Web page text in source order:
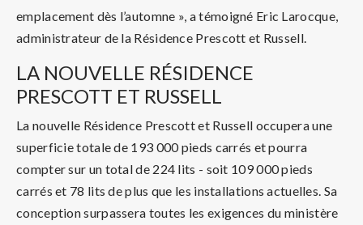
emplacement dès l’automne », a témoigné Eric Larocque,
administrateur de la Résidence Prescott et Russell.
LA NOUVELLE RÉSIDENCE
PRESCOTT ET RUSSELL
La nouvelle Résidence Prescott et Russell occupera une
superficie totale de 193 000 pieds carrés et pourra
compter sur un total de 224 lits - soit 109 000 pieds
carrés et 78 lits de plus que les installations actuelles. Sa
conception surpassera toutes les exigences du ministère